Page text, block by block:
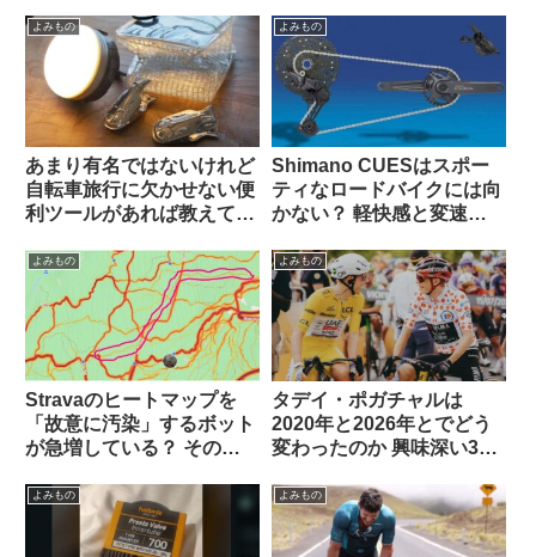
よみもの
あまり有名ではないけれど
自転車旅行に欠かせない便
利ツールがあれば教えてく
よみもの
Shimano CUESはスポー
ティなロードバイクには向
かない？ 軽快感と変速の
（海外掲示板から）
よみもの
Stravaのヒートマップを
「故意に汚染」するボット
が急増している？ その背
板から）
よみもの
タデイ・ポガチャルは
2020年と2026年とでどう
変わったのか 興味深い3つ
から）
よみもの よみもの